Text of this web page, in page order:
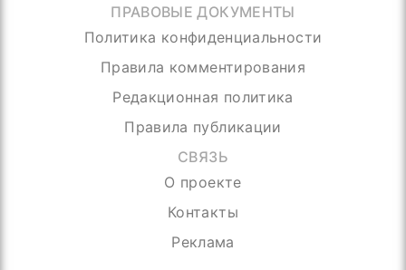
ПРАВОВЫЕ ДОКУМЕНТЫ
Политика конфиденциальности
Правила комментирования
Редакционная политика
Правила публикации
СВЯЗЬ
О проекте
Контакты
Реклама